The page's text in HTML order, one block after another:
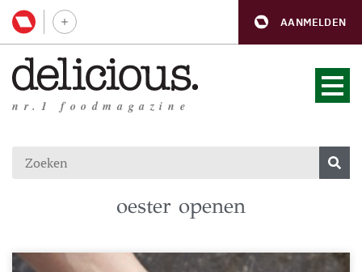
AANMELDEN
nr.1 foodmagazine
oester openen